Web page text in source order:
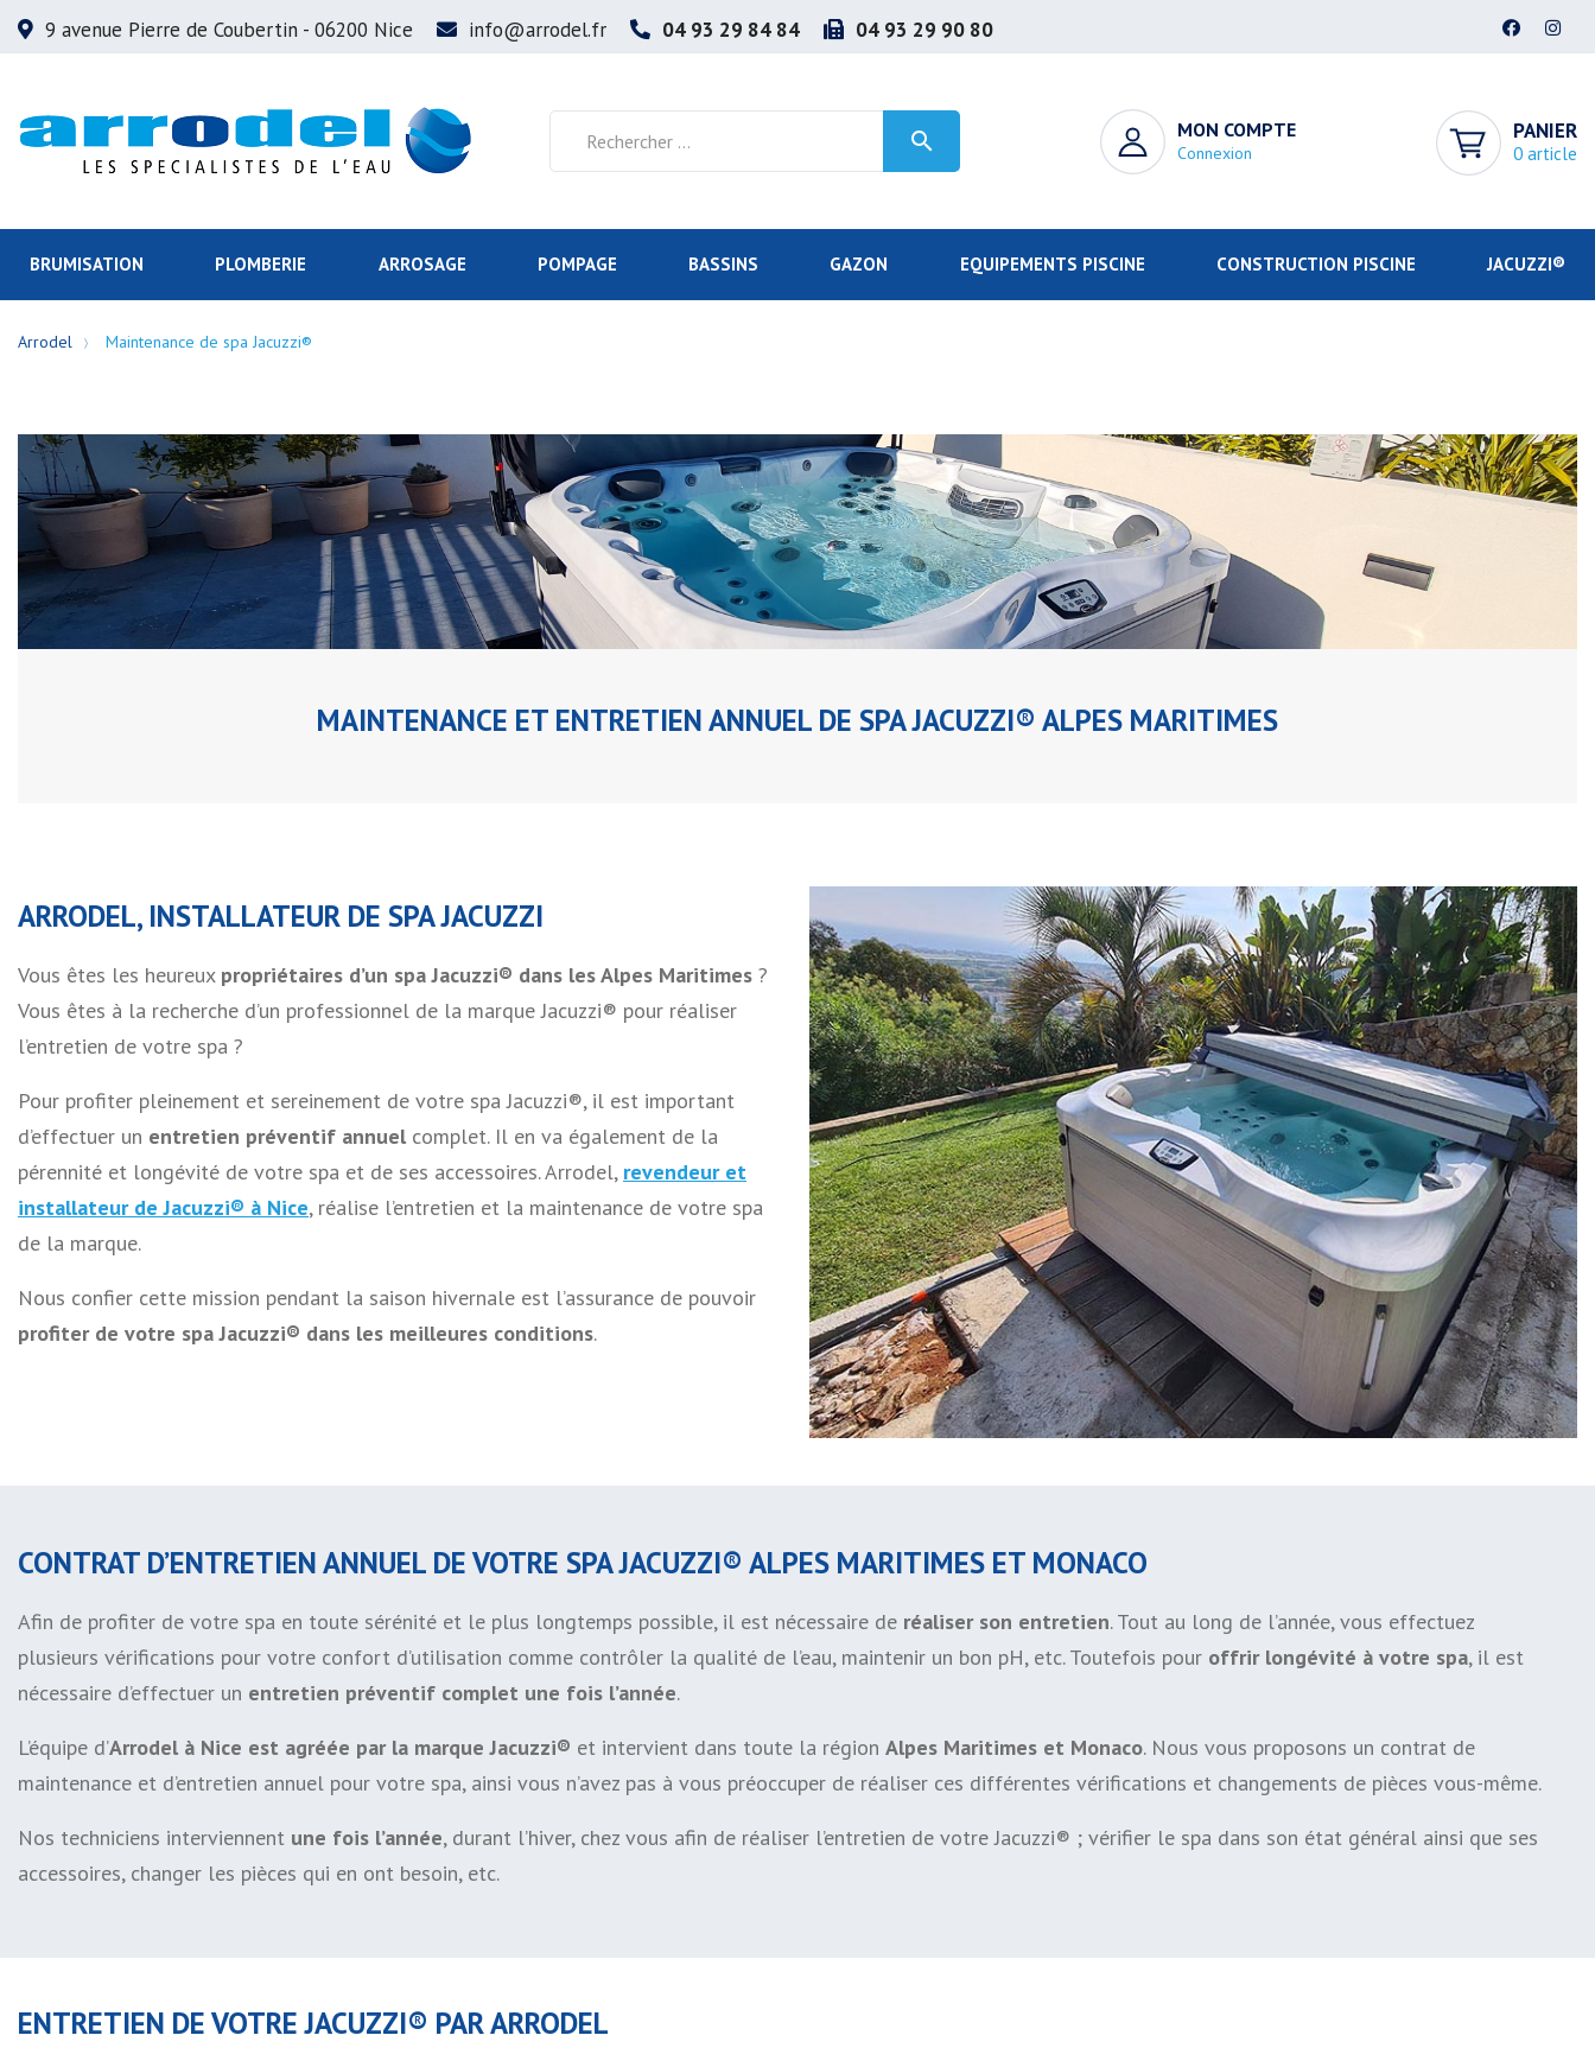
9 avenue Pierre de Coubertin - 06200 Nice info@arrodel.fr 04 93 29 84 84 04 93 29 90 80
 MON COMPTE
Connexion
PANIER
0 article
BRUMISATION PLOMBERIE ARROSAGE POMPAGE BASSINS GAZON EQUIPEMENTS PISCINE CONSTRUCTION PISCINE JACUZZI®
Arrodel Maintenance de spa Jacuzzi®
MAINTENANCE ET ENTRETIEN ANNUEL DE SPA JACUZZI® ALPES MARITIMES
ARRODEL, INSTALLATEUR DE SPA JACUZZI
Vous êtes les heureux propriétaires d’un spa Jacuzzi® dans les Alpes Maritimes ?
Vous êtes à la recherche d’un professionnel de la marque Jacuzzi® pour réaliser
l’entretien de votre spa ?
Pour profiter pleinement et sereinement de votre spa Jacuzzi®, il est important
d’effectuer un entretien préventif annuel complet. Il en va également de la
pérennité et longévité de votre spa et de ses accessoires. Arrodel, revendeur et
installateur de Jacuzzi® à Nice, réalise l’entretien et la maintenance de votre spa
de la marque.
Nous confier cette mission pendant la saison hivernale est l’assurance de pouvoir
profiter de votre spa Jacuzzi® dans les meilleures conditions.
CONTRAT D’ENTRETIEN ANNUEL DE VOTRE SPA JACUZZI® ALPES MARITIMES ET MONACO
Afin de profiter de votre spa en toute sérénité et le plus longtemps possible, il est nécessaire de réaliser son entretien. Tout au long de l’année, vous effectuez
plusieurs vérifications pour votre confort d’utilisation comme contrôler la qualité de l’eau, maintenir un bon pH, etc. Toutefois pour offrir longévité à votre spa, il est
nécessaire d’effectuer un entretien préventif complet une fois l’année.
L’équipe d’Arrodel à Nice est agréée par la marque Jacuzzi® et intervient dans toute la région Alpes Maritimes et Monaco. Nous vous proposons un contrat de
maintenance et d’entretien annuel pour votre spa, ainsi vous n’avez pas à vous préoccuper de réaliser ces différentes vérifications et changements de pièces vous-même.
Nos techniciens interviennent une fois l’année, durant l’hiver, chez vous afin de réaliser l’entretien de votre Jacuzzi® ; vérifier le spa dans son état général ainsi que ses
accessoires, changer les pièces qui en ont besoin, etc.
ENTRETIEN DE VOTRE JACUZZI® PAR ARRODEL